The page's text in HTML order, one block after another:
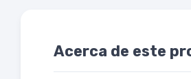
Acerca de este